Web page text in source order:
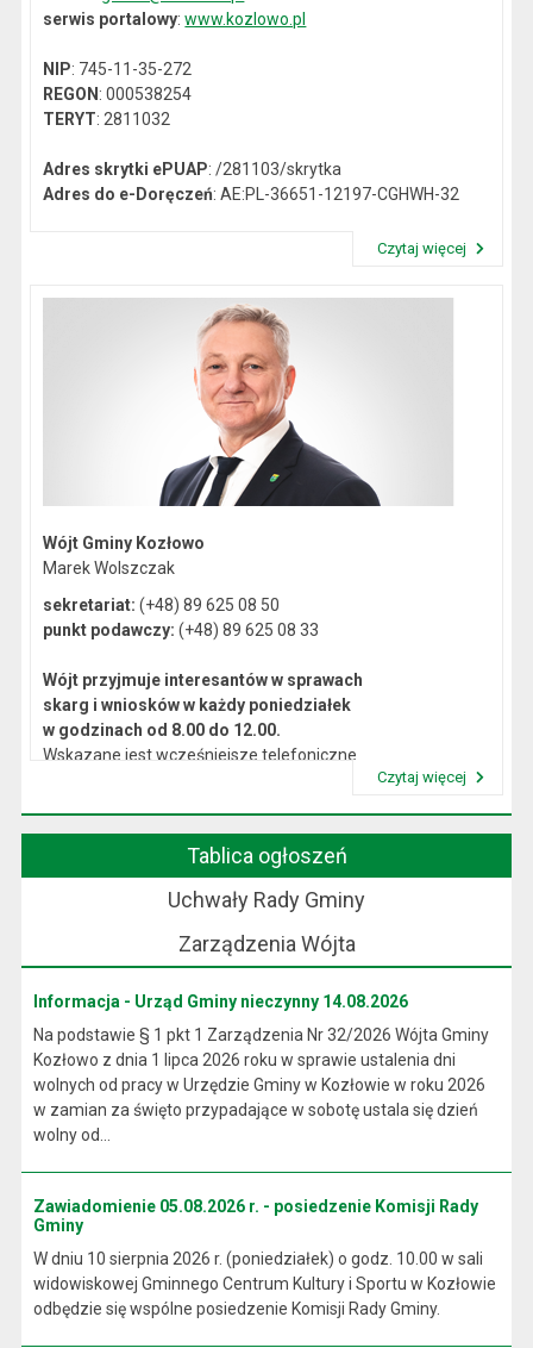
serwis portalowy:www.kozlowo.pl
NIP: 745-11-35-272
REGON: 000538254
TERYT: 2811032
Adres skrytki ePUAP: /281103/skrytka
Adres do e-Doręczeń: AE:PL-36651-12197-CGHWH-32
Czytaj więcej
Wójt Gminy Kozłowo
Marek Wolszczak
sekretariat: (+48) 89 625 08 50
punkt podawczy: (+48) 89 625 08 33
Wójt przyjmuje interesantów w sprawach
skarg i wniosków w każdy poniedziałek
w godzinach od 8.00 do 12.00.
Wskazane jest wcześniejsze telefoniczne
Czytaj więcej
Tablica ogłoszeń
Uchwały Rady Gminy
Zarządzenia Wójta
Informacja - Urząd Gminy nieczynny 14.08.2026
Na podstawie § 1 pkt 1 Zarządzenia Nr 32/2026 Wójta Gminy
Kozłowo z dnia 1 lipca 2026 roku w sprawie ustalenia dni
wolnych od pracy w Urzędzie Gminy w Kozłowie w roku 2026
w zamian za święto przypadające w sobotę ustala się dzień
wolny od...
Zawiadomienie 05.08.2026 r. - posiedzenie Komisji Rady
Gminy
W dniu 10 sierpnia 2026 r. (poniedziałek) o godz. 10.00 w sali
widowiskowej Gminnego Centrum Kultury i Sportu w Kozłowie
odbędzie się wspólne posiedzenie Komisji Rady Gminy.